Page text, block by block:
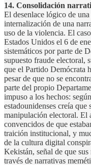
14. Consolidación
El desenlace lógico de
internalización de una
uso de la violencia. El
Estados Unidos el 6 de
sistemáticos por parte de
supuesto fraude electoral,
que el Partido Demócrata
pesar de que no se
parte del propio
impuso a los hechos:
estadounidenses creía
manipulación electoral. El
convencidos de que
traición institucional, y
de la cultura digital
Kekistán, señal de que
través de narrativas